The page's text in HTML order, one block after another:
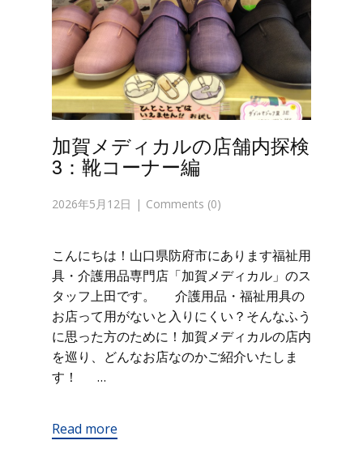
加賀メディカルの店舗内探検
3：靴コーナー編
2026年5月12日 Comments (0)
こんにちは！山口県防府市にあります福祉用
具・介護用品専門店「加賀メディカル」のス
タッフ上田です。 介護用品・福祉用具の
お店って用がないと入りにくい？そんなふう
に思った方のために！加賀メディカルの店内
を巡り、どんなお店なのかご紹介いたしま
す！ …
Read more